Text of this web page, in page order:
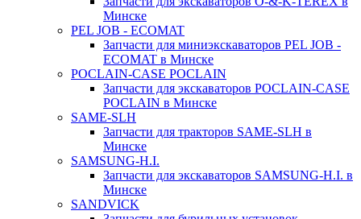
Минске
PEL JOB - ECOMAT
Запчасти для миниэкскаваторов PEL JOB -
ECOMAT в Минске
POCLAIN-CASE POCLAIN
Запчасти для экскаваторов POCLAIN-CASE
POCLAIN в Минске
SAME-SLH
Запчасти для тракторов SAME-SLH в
Минске
SAMSUNG-H.I.
Запчасти для экскаваторов SAMSUNG-H.I. в
Минске
SANDVICK